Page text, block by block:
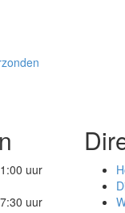
uur
uur